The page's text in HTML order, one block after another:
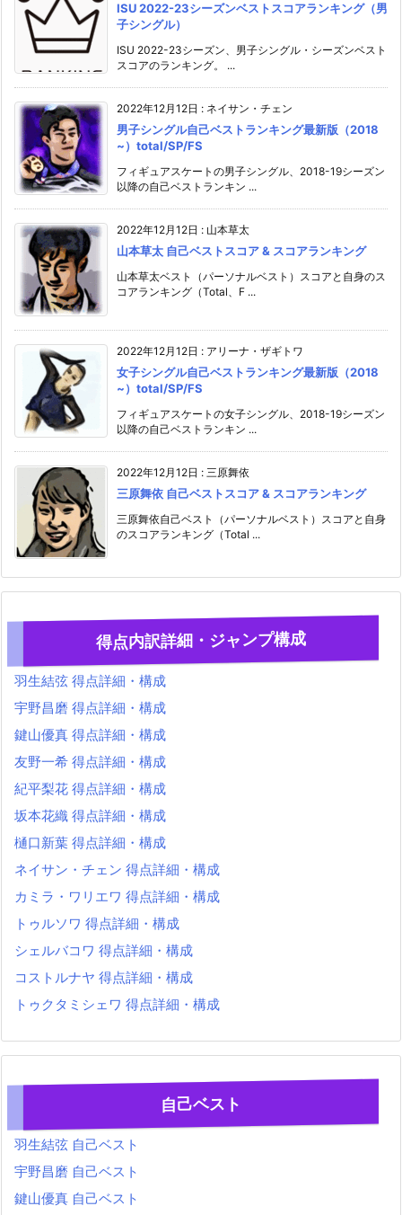
ISU 2022-23シーズンベストスコアランキング（男
子シングル）
ISU 2022-23シーズン、男子シングル・シーズンベスト
スコアのランキング。 ...
2022年12月12日 : ネイサン・チェン
男子シングル自己ベストランキング最新版（2018
~）total/SP/FS
フィギュアスケートの男子シングル、2018-19シーズン
以降の自己ベストランキン ...
2022年12月12日 : 山本草太
山本草太 自己ベストスコア & スコアランキング
山本草太ベスト（パーソナルベスト）スコアと自身のス
コアランキング（Total、F ...
2022年12月12日 : アリーナ・ザギトワ
女子シングル自己ベストランキング最新版（2018
~）total/SP/FS
フィギュアスケートの女子シングル、2018-19シーズン
以降の自己ベストランキン ...
2022年12月12日 : 三原舞依
三原舞依 自己ベストスコア & スコアランキング
三原舞依自己ベスト（パーソナルベスト）スコアと自身
のスコアランキング（Total ...
得点内訳詳細・ジャンプ構成
羽生結弦 得点詳細・構成
宇野昌磨 得点詳細・構成
鍵山優真 得点詳細・構成
友野一希 得点詳細・構成
紀平梨花 得点詳細・構成
坂本花織 得点詳細・構成
樋口新葉 得点詳細・構成
ネイサン・チェン 得点詳細・構成
カミラ・ワリエワ 得点詳細・構成
トゥルソワ 得点詳細・構成
シェルバコワ 得点詳細・構成
コストルナヤ 得点詳細・構成
トゥクタミシェワ 得点詳細・構成
自己ベスト
羽生結弦 自己ベスト
宇野昌磨 自己ベスト
鍵山優真 自己ベスト